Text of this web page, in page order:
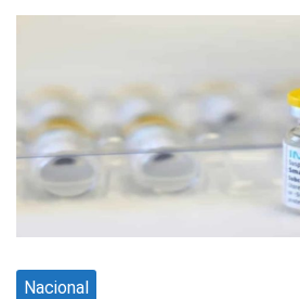
Nacional